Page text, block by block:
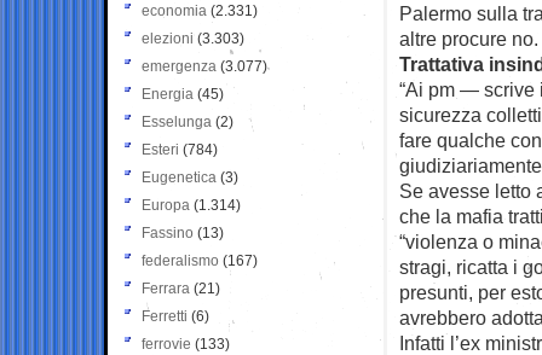
Palermo sulla
altre procure no.
Trattativa
“Ai pm —
sicurezza
fare qualche
Se avesse letto
che la mafia
“violenza o
stragi, ricatta i
presunti, per
avrebbero
Infatti l’ex
economia (2.331)
elezioni (3.303)
emergenza (3.077)
Energia (45)
Esselunga (2)
Esteri (784)
Eugenetica (3)
Europa (1.314)
Fassino (13)
federalismo (167)
Ferrara (21)
Ferretti (6)
ferrovie (133)